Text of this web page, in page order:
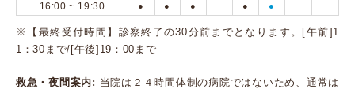
16:00 ~ 19:30 ● ● ● ● ●
※【最終受付時間】診察終了の30分前までとなります。[午前]1
1：30まで/[午後]19：00まで
救急・夜間案内: 当院は２４時間体制の病院ではないため、通常は